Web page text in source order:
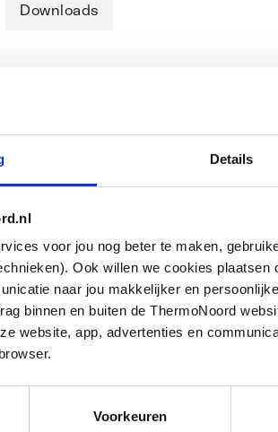
Details
voor jou nog beter te maken,
Ook willen we cookies
naar jou makkelijker en
binnen en buiten de ThermoNoord
website, app, advertenties en
Voorkeuren
Downloads
32 mmRozet 60 x 47 mm
keramisch